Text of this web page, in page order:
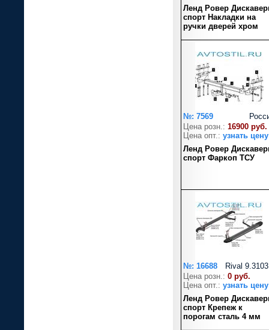
Ленд Ровер
спорт Накладки на
ручки дверей хром
№: 7569
Цена розн.: 16900 руб.
Цена опт.: узнать цену
Ленд Ровер
спорт Фаркоп ТСУ
Rival
№: 16688
Цена розн.: 0 руб.
Цена опт.: узнать цену
Ленд Ровер
спорт Крепеж к
порогам сталь 4 мм